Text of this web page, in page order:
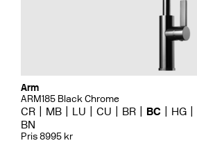
Arm
ARM185 Black Chrome
CR MB LU CU BR BC HG
BN
Pris 8995 kr